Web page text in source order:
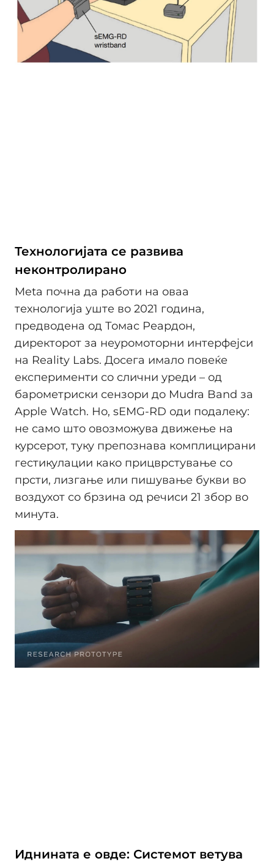
Технологијата се развива
неконтролирано
Meta почна да работи на оваа
технологија уште во 2021 година,
предводена од Томас Реардон,
директорот за неуромоторни интерфејси
на Reality Labs. Досега имало повеќе
експерименти со слични уреди – од
барометриски сензори до Mudra Band за
Apple Watch. Но, sEMG-RD оди подалеку:
не само што овозможува движење на
курсерот, туку препознава комплицирани
гестикулации како прицврстување со
прсти, лизгање или пишување букви во
воздухот со брзина од речиси 21 збор во
минута.
Иднината е овде: Системот ветува